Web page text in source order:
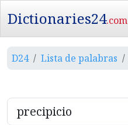
Dictionaries24.com
D24 Lista de palabras